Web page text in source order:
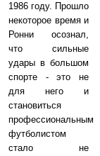
1986 году. Прошло
некоторое время и
Ронни осознал,
что сильные
удары в большом
спорте - это не
для него и
становиться
профессиональным
футболистом
стало не